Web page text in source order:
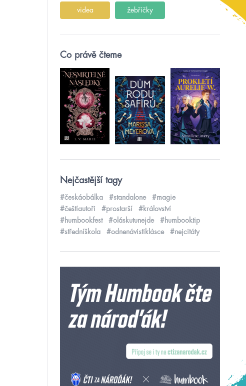
videa žebříčky
Co právě čteme
Nejčastější tagy
#českáobálka #standalone
#magie
#češtíautoři
#prostarší
#království
#humbookfest
#oláskutunejde
#humbooktip
#středníškola
#odnenávistiklásce #nejcitáty